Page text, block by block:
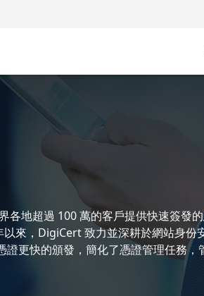
各地超過 100 萬的客戶提供快速簽
來，DigiCert 致力並深耕於網站身份
更快的頒發，簡化了憑證管理任務，